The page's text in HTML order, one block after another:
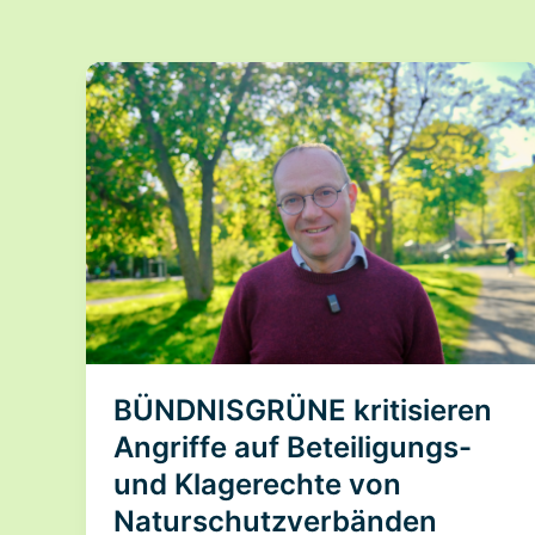
BÜNDNISGRÜNE kritisieren
Angriffe auf Beteiligungs-
und Klagerechte von
Naturschutzverbänden